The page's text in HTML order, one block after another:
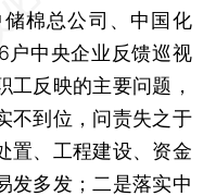
棉总公司、中国化
户中央企业反馈巡视
工反映的主要问题，
不到位，问责失之于
置、工程建设、资金
发多发；二是落实中